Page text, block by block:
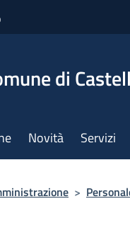
di
Novità Servizi
>